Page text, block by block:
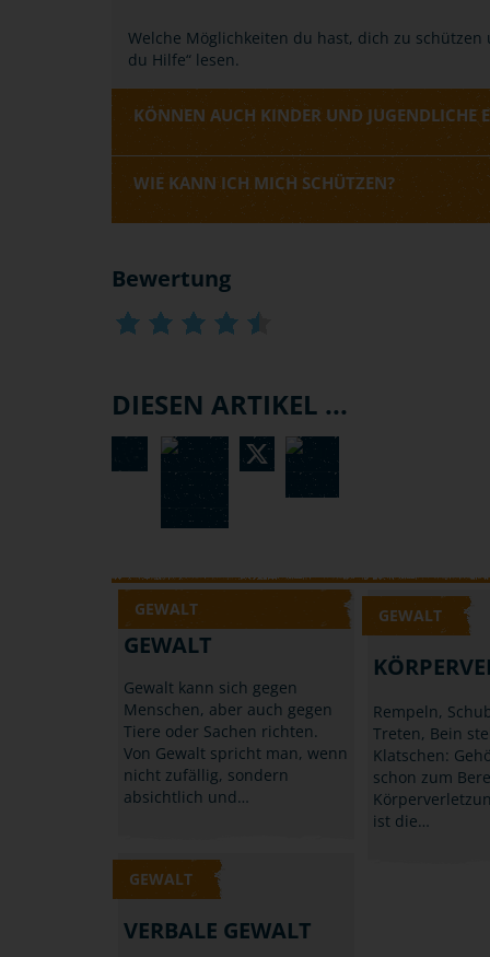
Welche Möglichkeiten du hast, dich zu
du Hilfe“ lesen.
KÖNNEN AUCH KINDER UND JUGENDLICHE
WIE KANN ICH MICH SCHÜTZEN?
Bewertung
DIESEN ARTIKEL ...
GEWALT
GEWALT
Gewalt kann sich gegen
Menschen, aber auch gegen
Tiere oder Sachen richten.
Von Gewalt spricht man, wenn
nicht zufällig, sondern
absichtlich und…
GEWALT
Rempeln,
Treten, Bein
Klatschen:
schon zum
ist die…
GEWALT
VERBALE GEWALT